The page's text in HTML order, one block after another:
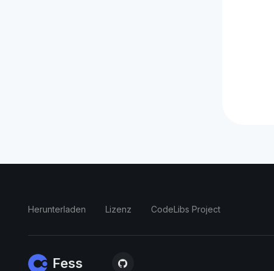
Herunterladen Lizenz CodeLibs Project
Fess